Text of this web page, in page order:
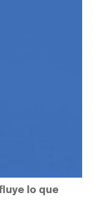
lo que